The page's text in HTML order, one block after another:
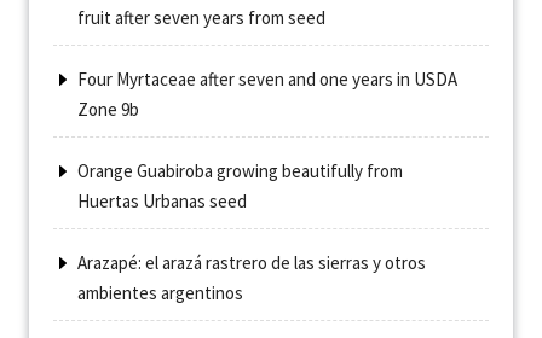
fruit after seven years from seed
Four Myrtaceae after seven and one years in USDA
Zone 9b
Orange Guabiroba growing beautifully from
Huertas Urbanas seed
Arazapé: el arazá rastrero de las sierras y otros
ambientes argentinos